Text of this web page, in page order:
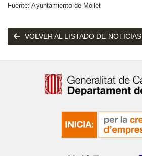
Fuente: Ayuntamiento de Mollet
VOLVER AL LISTADO DE NOTICIAS